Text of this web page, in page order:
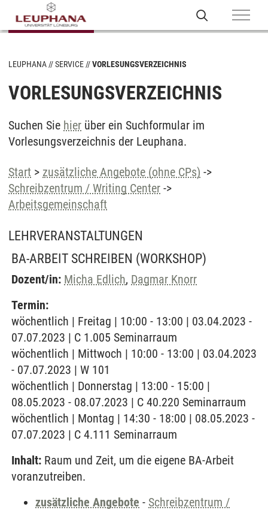
LEUPHANA SERVICE VORLESUNGSVERZEICHNIS
VORLESUNGSVERZEICHNIS
Suchen Sie hier über ein Suchformular im
Vorlesungsverzeichnis der Leuphana.
Start > zusätzliche Angebote (ohne CPs) ->
Schreibzentrum / Writing Center ->
Arbeitsgemeinschaft
LEHRVERANSTALTUNGEN
BA-ARBEIT SCHREIBEN (WORKSHOP)
Dozent/in: Micha Edlich, Dagmar Knorr
Termin:
wöchentlich | Freitag | 10:00 - 13:00 | 03.04.2023 -
07.07.2023 | C 1.005 Seminarraum
wöchentlich | Mittwoch | 10:00 - 13:00 | 03.04.2023
- 07.07.2023 | W 101
wöchentlich | Donnerstag | 13:00 - 15:00 |
08.05.2023 - 08.07.2023 | C 40.220 Seminarraum
wöchentlich | Montag | 14:30 - 18:00 | 08.05.2023 -
07.07.2023 | C 4.111 Seminarraum
Inhalt: Raum und Zeit, um die eigene BA-Arbeit
voranzutreiben.
zusätzliche Angebote - Schreibzentrum /